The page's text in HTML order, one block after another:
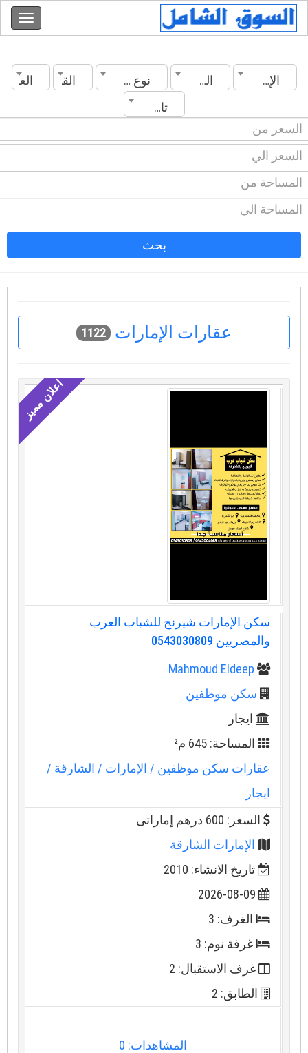
الإمارات المدينة نوع العقار القسم
الغرف
تاريخ الانشاء
بحث
عقارات الإمارات 1122
سكن الإمارات شيرنج للشباب العرب
والمصريين 0543030809
Mahmoud Eldeep
سكن موظفين
ايجار
المساحة: 645 م²
عقارات سكن موظفين/ الإمارات/ الشارقة/
ايجار
السعر: 600 درهم إماراتى
الإمارات الشارقة
تاريخ الانشاء: 2010
2026-08-09
الغرف: 3
غرفة نوم: 3
غرف الاستقبال: 2
الطابق: 2
المشاهدات: 0